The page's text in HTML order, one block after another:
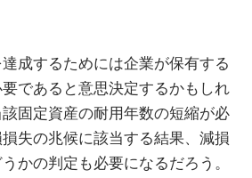
成するためには企業が保有する
であると意思決定するかもしれ
固定資産の耐用年数の短縮が必
失の兆候に該当する結果、減損
かの判定も必要になるだろう。